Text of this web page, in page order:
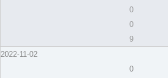
0
0
9
2022-11-02
0